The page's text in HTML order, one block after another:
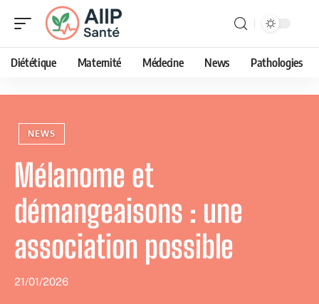
Diététique Maternité Médecine News Pathologies
NEWS
Mélanome et
démangeaisons : une
association possible
21/01/2026